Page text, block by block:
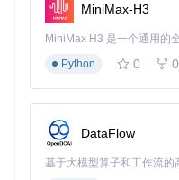
操作方法
：按住
动保存排列
实际效果：整个过程流畅
2分钟缩短至15秒
图：Ice的拖拽排序功能让
一样简单直观
超越基础：Ice的进
MiniMax-H3
Python
0 0
DataFlow
基于大模型算子和工作流